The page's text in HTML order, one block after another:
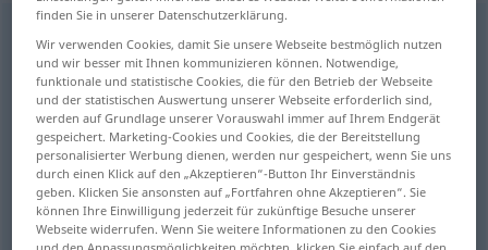
Übersicht aller Übersetzungen
(Für mehr Details die Übersetzung anklicken/antippen)
limitedness, restrictedness
slow-wittedness, stupidity, narrow-
mindedness, density
finden Sie in unserer Datenschutzerklärung.
Wir verwenden Cookies, damit Sie unsere Webseite bestmöglich nutzen
und wir besser mit Ihnen kommunizieren können. Notwendige,
funktionale und statistische Cookies, die für den Betrieb der Webseite
und der statistischen Auswertung unserer Webseite erforderlich sind,
werden auf Grundlage unserer Vorauswahl immer auf Ihrem Endgerät
gespeichert. Marketing-Cookies und Cookies, die der Bereitstellung
personalisierter Werbung dienen, werden nur gespeichert, wenn Sie uns
durch einen Klick auf den „Akzeptieren“-Button Ihr Einverständnis
geben. Klicken Sie ansonsten auf „Fortfahren ohne Akzeptieren“. Sie
können Ihre Einwilligung jederzeit für zukünftige Besuche unserer
Webseite widerrufen. Wenn Sie weitere Informationen zu den Cookies
und den Anpassungsmöglichkeiten möchten, klicken Sie einfach auf den